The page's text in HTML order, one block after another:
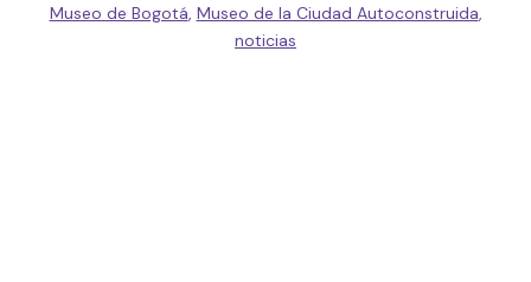
Museo de Bogotá Museo de la Ciudad Autoconstruida
noticias